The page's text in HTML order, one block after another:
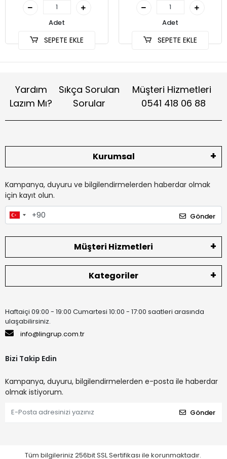
Adet
SEPETE EKLE
Adet
SEPETE EKLE
Yardım
Lazım Mı?
Sıkça Sorulan
Sorular
Müşteri Hizmetleri
0541 418 06 88
Kurumsal
Kampanya, duyuru ve bilgilendirmelerden haberdar olmak
için kayıt olun.
Gönder
Müşteri Hizmetleri
Kategoriler
Haftaiçi 09:00 - 19:00 Cumartesi 10:00 - 17:00 saatleri arasında
ulaşabilirsiniz.
info@lingrup.com.tr
Bizi Takip Edin
Kampanya, duyuru, bilgilendirmelerden e-posta ile haberdar
olmak istiyorum.
Gönder
Tüm bilgileriniz 256bit SSL Sertifikası ile korunmaktadır.